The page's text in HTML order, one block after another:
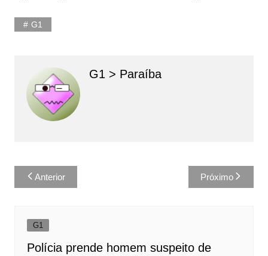
G1
G1 > Paraíba
Navegação
de
Anterior Próximo
G1
Polícia prende homem suspeito de